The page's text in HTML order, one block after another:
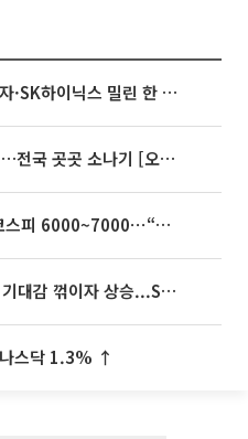
[베스트&워스트] 삼성전자·SK하이닉스 밀린 한 주…상상인증권은 85% 급등
35도 안팎 무더위 이어져…전국 곳곳 소나기 [오늘 날씨]
[주간증시전망] 다음주 코스피 6000~7000⋯“外人 수급은 정책이 변수”
뉴욕증시, 연준 금리인상 기대감 꺾이자 상승...S&P500 사상 최고치 [종합]
스닥 1.3% ↑